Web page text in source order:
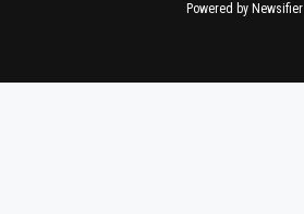
Powered by Newsifier